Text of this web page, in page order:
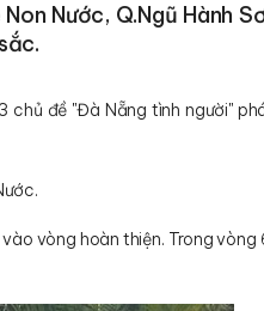
Nước, Q.Ngũ Hành
chủ đề "Đà Nẵng tình người"
vòng hoàn thiện. Trong